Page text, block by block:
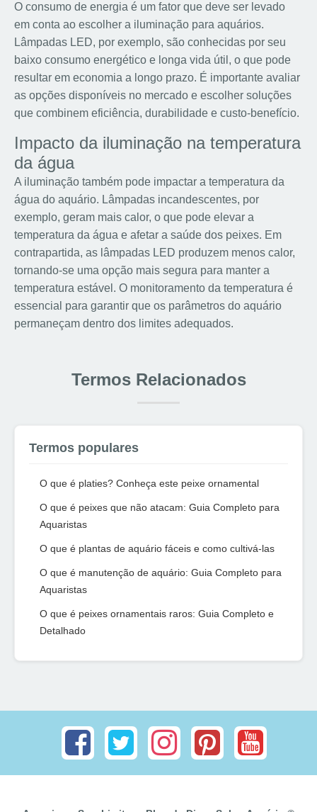
O consumo de energia é um fator que deve ser levado
em conta ao escolher a iluminação para aquários.
Lâmpadas LED, por exemplo, são conhecidas por seu
baixo consumo energético e longa vida útil, o que pode
resultar em economia a longo prazo. É importante avaliar
as opções disponíveis no mercado e escolher soluções
que combinem eficiência, durabilidade e custo-benefício.
Impacto da iluminação na temperatura
da água
A iluminação também pode impactar a temperatura da
água do aquário. Lâmpadas incandescentes, por
exemplo, geram mais calor, o que pode elevar a
temperatura da água e afetar a saúde dos peixes. Em
contrapartida, as lâmpadas LED produzem menos calor,
tornando-se uma opção mais segura para manter a
temperatura estável. O monitoramento da temperatura é
essencial para garantir que os parâmetros do aquário
permaneçam dentro dos limites adequados.
Termos Relacionados
Termos populares
O que é platies? Conheça este peixe ornamental
O que é peixes que não atacam: Guia Completo para
Aquaristas
O que é plantas de aquário fáceis e como cultivá-las
O que é manutenção de aquário: Guia Completo para
Aquaristas
O que é peixes ornamentais raros: Guia Completo e
Detalhado